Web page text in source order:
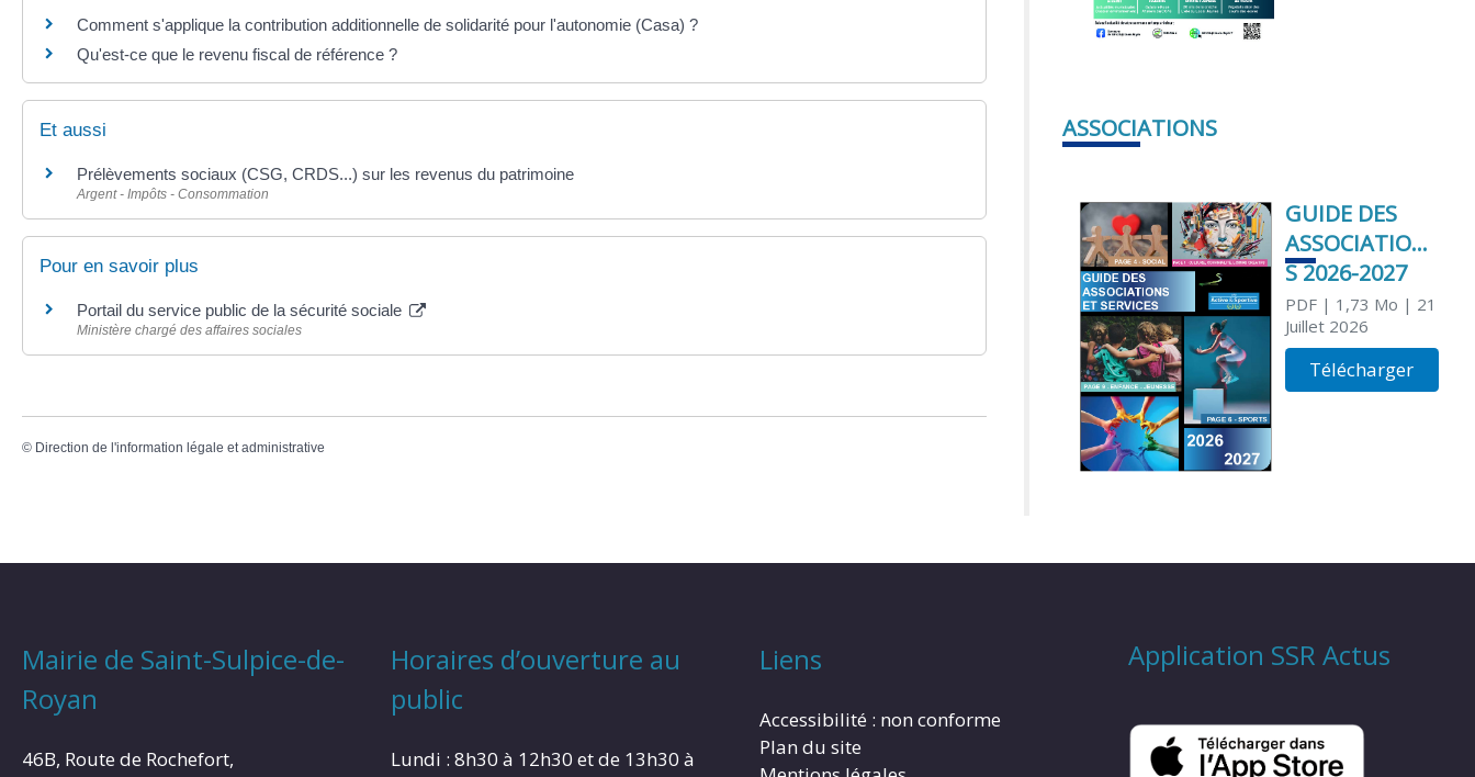
Comment s'applique la contribution additionnelle de solidarité pour l'autonomie (Casa) ?
Qu'est-ce que le revenu fiscal de référence ?
Et aussi
Prélèvements sociaux (CSG, CRDS...) sur les revenus du patrimoine
Argent - Impôts - Consommation
Pour en savoir plus
Portail du service public de la sécurité sociale
Ministère chargé des affaires sociales
© Direction de l'information légale et administrative
ASSOCIATIONS
GUIDE DES
ASSOCIATION
S 2026-2027
PDF| 1,73 Mo | 21
Juillet 2026
Télécharger
Mairie de Saint-Sulpice-de-
Royan
46B, Route de Rochefort,
Horaires d’ouverture au
public
Lundi : 8h30 à 12h30 et de 13h30 à
Liens
Accessibilité : non conforme
Plan du site
Application SSR Actus